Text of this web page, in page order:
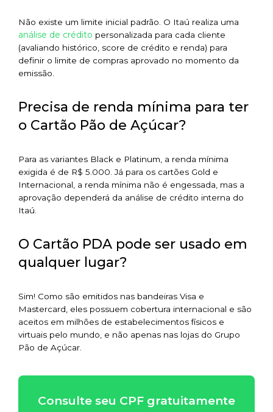
Não existe um limite inicial padrão. O Itaú realiza uma
análise de crédito personalizada para cada cliente
(avaliando histórico, score de crédito e renda) para
definir o limite de compras aprovado no momento da
emissão.
Precisa de renda mínima para ter
o Cartão Pão de Açúcar?
Para as variantes Black e Platinum, a renda mínima
exigida é de R$ 5.000. Já para os cartões Gold e
Internacional, a renda mínima não é engessada, mas a
aprovação dependerá da análise de crédito interna do
Itaú.
O Cartão PDA pode ser usado em
qualquer lugar?
Sim! Como são emitidos nas bandeiras Visa e
Mastercard, eles possuem cobertura internacional e são
aceitos em milhões de estabelecimentos físicos e
virtuais pelo mundo, e não apenas nas lojas do Grupo
Pão de Açúcar.
Consulte seu CPF gratuitamente